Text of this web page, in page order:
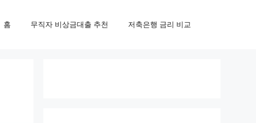
홈 무직자 비상금대출 추천 저축은행 금리 비교